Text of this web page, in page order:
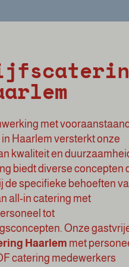
met
Haarlem versterkt onze
kwaliteit en
biedt diverse concepten
de specifieke behoeften
all-in catering met
tot
Onze
Haarlem met
catering medewerkers